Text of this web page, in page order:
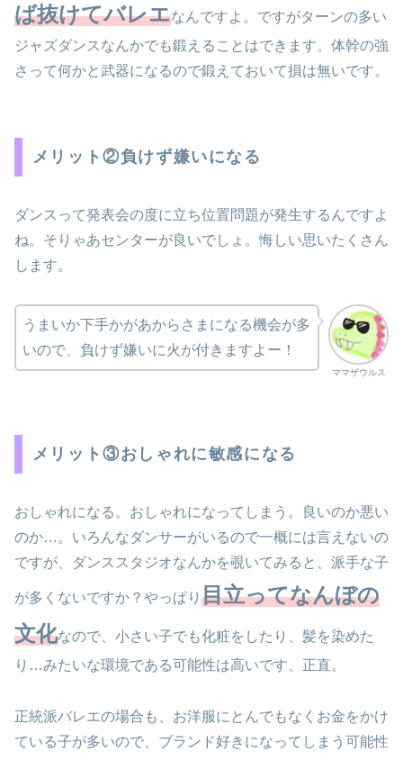
ば抜けてバレエなんですよ。ですがターンの多い
ジャズダンスなんかでも鍛えることはできます。体幹の強
さって何かと武器になるので鍛えておいて損は無いです。
メリット②負けず嫌いになる
ダンスって発表会の度に立ち位置問題が発生するんですよ
ね。そりゃあセンターが良いでしょ。悔しい思いたくさん
します。
ママザウルス
うまいか下手かがあからさまになる機会が多
いので、負けず嫌いに火が付きますよー！
メリット③おしゃれに敏感になる
おしゃれになる。おしゃれになってしまう。良いのか悪い
のか…。いろんなダンサーがいるので一概には言えないの
ですが、ダンススタジオなんかを覗いてみると、派手な子
が多くないですか？やっぱり 目立ってなんぼの
文化なので、小さい子でも化粧をしたり、髪を染めた
り…みたいな環境である可能性は高いです、正直。
正統派バレエの場合も、お洋服にとんでもなくお金をかけ
ている子が多いので、ブランド好きになってしまう可能性